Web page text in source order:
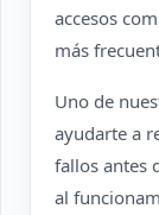
accesos
más
Uno de
ayudarte a
fallos antes
al